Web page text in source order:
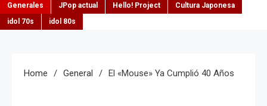
Generales
JPop actual Hello! Project
Cultura Japonesa
idol 70s
idol 80s
Home General El «Mouse» Ya Cumplió 40 Años